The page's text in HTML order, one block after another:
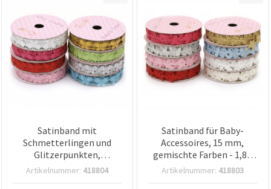
Satinband mit
Schmetterlingen und
Glitzerpunkten,
gemischte Farben, 15 mm
Artikelnummer: 418804
Satinband für Baby-
Accessoires, 15 mm,
gemischte Farben - 1,80
m
Artikelnummer: 418803